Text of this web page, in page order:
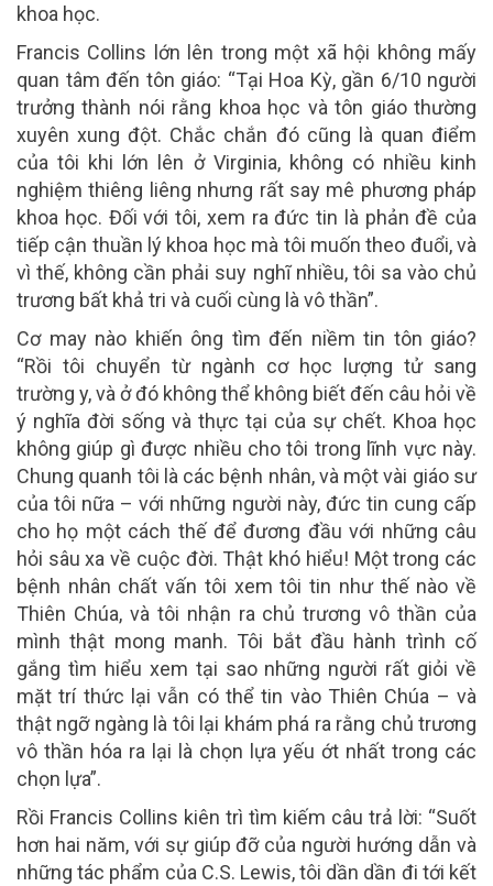
khoa học.
Francis Collins lớn lên trong một xã hội không mấy
quan tâm đến tôn giáo: “Tại Hoa Kỳ, gần 6/10 người
trưởng thành nói rằng khoa học và tôn giáo thường
xuyên xung đột. Chắc chắn đó cũng là quan điểm
của tôi khi lớn lên ở Virginia, không có nhiều kinh
nghiệm thiêng liêng nhưng rất say mê phương pháp
khoa học. Đối với tôi, xem ra đức tin là phản đề của
tiếp cận thuần lý khoa học mà tôi muốn theo đuổi, và
vì thế, không cần phải suy nghĩ nhiều, tôi sa vào chủ
trương bất khả tri và cuối cùng là vô thần”.
Cơ may nào khiến ông tìm đến niềm tin tôn giáo?
“Rồi tôi chuyển từ ngành cơ học lượng tử sang
trường y, và ở đó không thể không biết đến câu hỏi về
ý nghĩa đời sống và thực tại của sự chết. Khoa học
không giúp gì được nhiều cho tôi trong lĩnh vực này.
Chung quanh tôi là các bệnh nhân, và một vài giáo sư
của tôi nữa – với những người này, đức tin cung cấp
cho họ một cách thế để đương đầu với những câu
hỏi sâu xa về cuộc đời. Thật khó hiểu! Một trong các
bệnh nhân chất vấn tôi xem tôi tin như thế nào về
Thiên Chúa, và tôi nhận ra chủ trương vô thần của
mình thật mong manh. Tôi bắt đầu hành trình cố
gắng tìm hiểu xem tại sao những người rất giỏi về
mặt trí thức lại vẫn có thể tin vào Thiên Chúa – và
thật ngỡ ngàng là tôi lại khám phá ra rằng chủ trương
vô thần hóa ra lại là chọn lựa yếu ớt nhất trong các
chọn lựa”.
Rồi Francis Collins kiên trì tìm kiếm câu trả lời: “Suốt
hơn hai năm, với sự giúp đỡ của người hướng dẫn và
những tác phẩm của C.S. Lewis, tôi dần dần đi tới kết